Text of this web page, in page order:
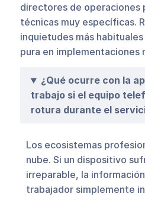
directores de operaciones
técnicas muy específicas.
inquietudes más
pura en implementaciones
¿Qué ocurre con la
trabajo si el equipo
rotura durante el
Los ecosistemas
nube. Si un dispositivo
irreparable, la
trabajador simplemente